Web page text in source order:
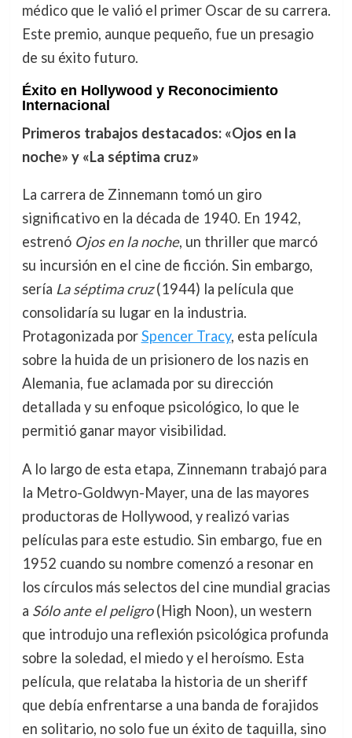
médico que le valió el primer Oscar de su carrera.
Este premio, aunque pequeño, fue un presagio
de su éxito futuro.
Éxito en Hollywood y Reconocimiento
Internacional
Primeros trabajos destacados: «Ojos en la
noche» y «La séptima cruz»
La carrera de Zinnemann tomó un giro
significativo en la década de 1940. En 1942,
estrenó Ojos en la noche, un thriller que marcó
su incursión en el cine de ficción. Sin embargo,
sería La séptima cruz(1944) la película que
consolidaría su lugar en la industria.
Protagonizada porSpencer Tracy, esta película
sobre la huida de un prisionero de los nazis en
Alemania, fue aclamada por su dirección
detallada y su enfoque psicológico, lo que le
permitió ganar mayor visibilidad.
A lo largo de esta etapa, Zinnemann trabajó para
la Metro-Goldwyn-Mayer, una de las mayores
productoras de Hollywood, y realizó varias
películas para este estudio. Sin embargo, fue en
1952 cuando su nombre comenzó a resonar en
los círculos más selectos del cine mundial gracias
a Sólo ante el peligro(High Noon), un western
que introdujo una reflexión psicológica profunda
sobre la soledad, el miedo y el heroísmo. Esta
película, que relataba la historia de un sheriff
que debía enfrentarse a una banda de forajidos
en solitario, no solo fue un éxito de taquilla, sino